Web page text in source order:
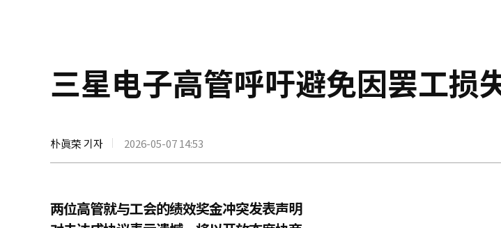
三星电子高管呼吁避免因罢工损
朴眞荣 기자 2026-05-07 14:53
两位高管就与工会的绩效奖金冲突发表声明